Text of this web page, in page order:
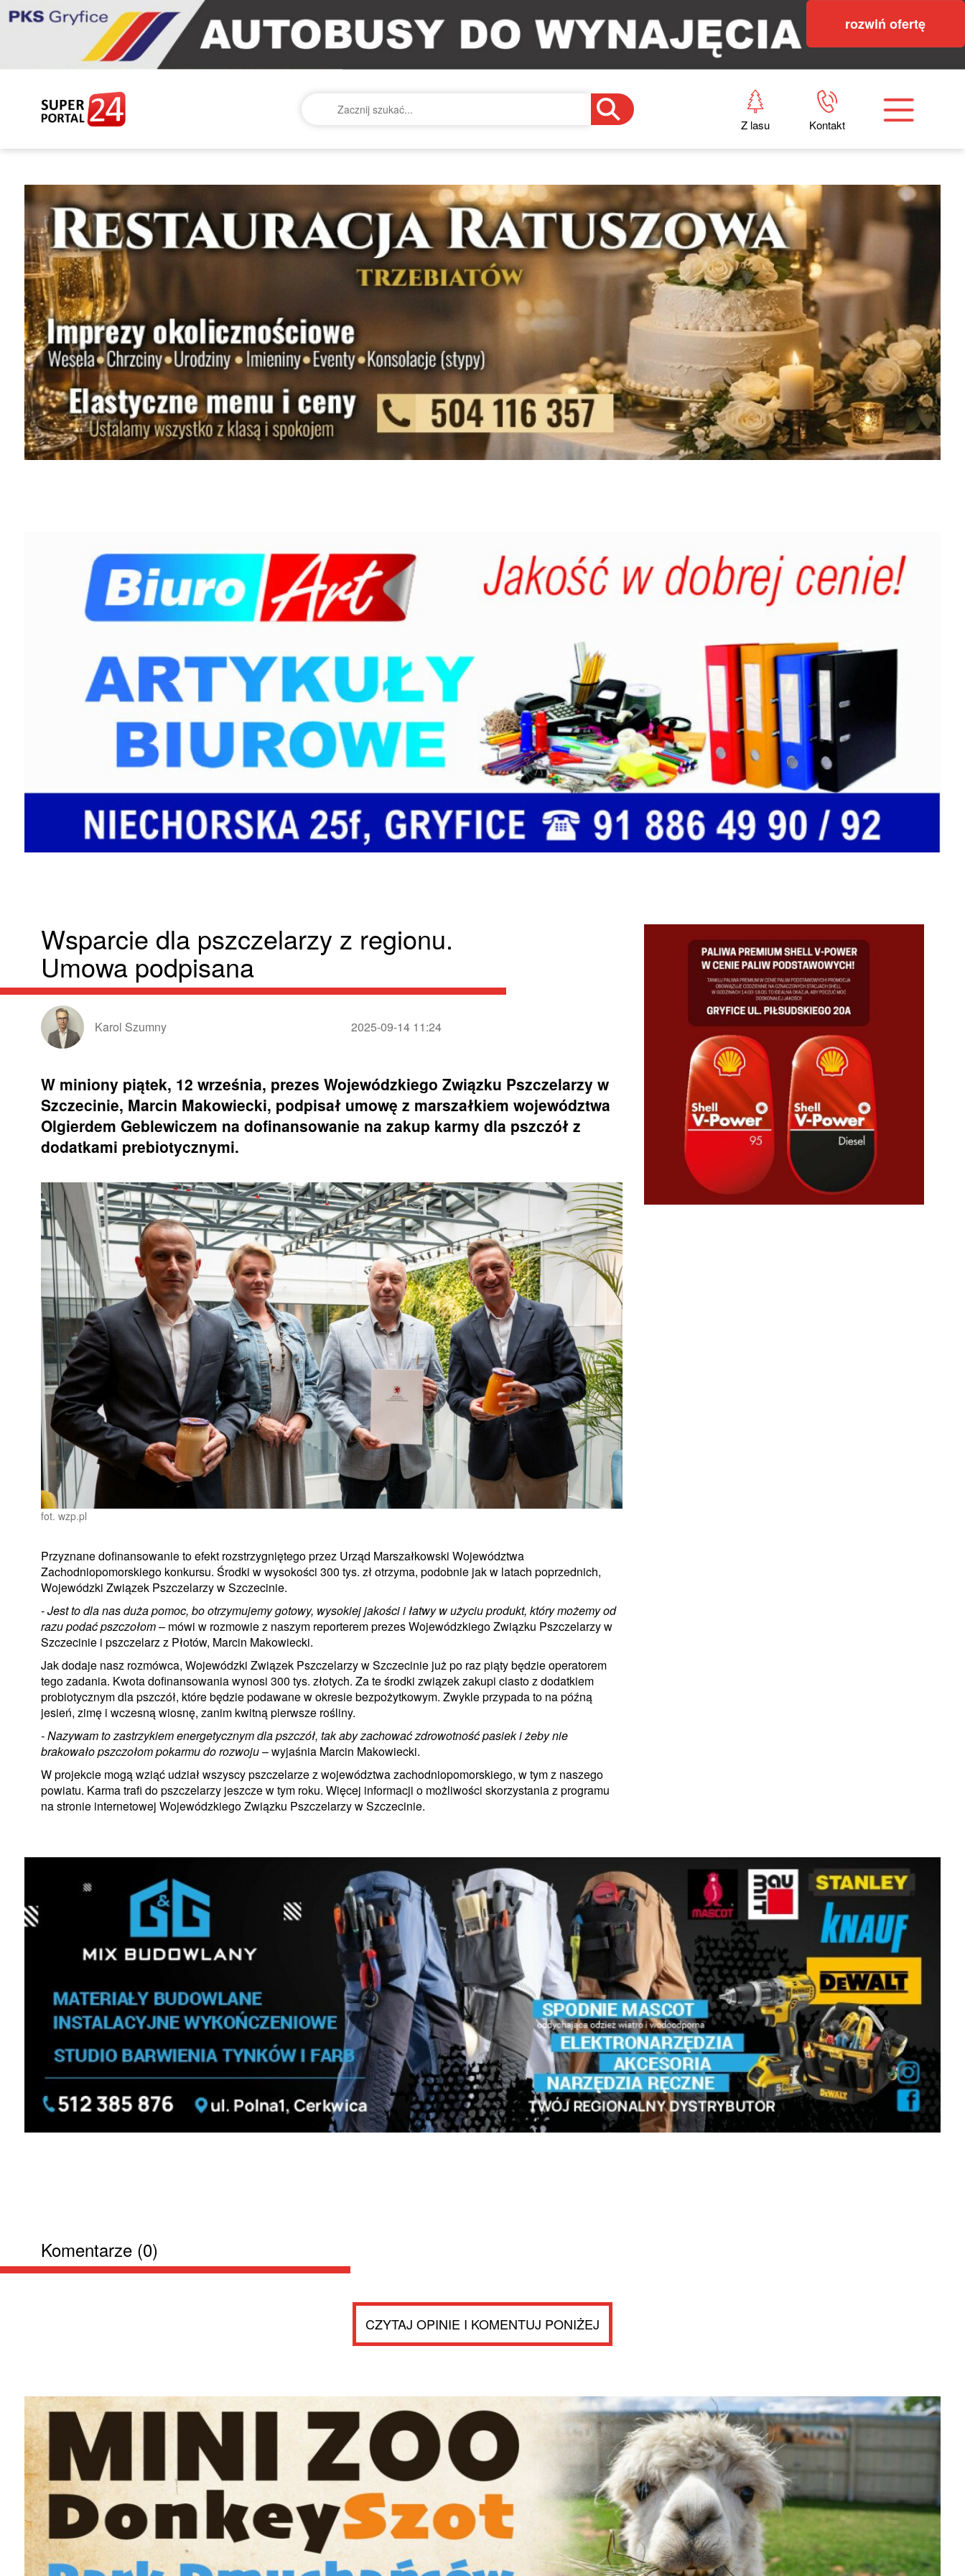
rozwiń ofertę
Z lasu Kontakt
Wsparcie dla pszczelarzy z regionu.
Umowa podpisana
Karol Szumny 2025-09-14 11:24
W miniony piątek, 12 września, prezes Wojewódzkiego Związku Pszczelarzy w
Szczecinie, Marcin Makowiecki, podpisał umowę z marszałkiem województwa
Olgierdem Geblewiczem na dofinansowanie na zakup karmy dla pszczół z
dodatkami prebiotycznymi.
fot. wzp.pl
Przyznane dofinansowanie to efekt rozstrzygniętego przez Urząd Marszałkowski Województwa
Zachodniopomorskiego konkursu. Środki w wysokości 300 tys. zł otrzyma, podobnie jak w latach poprzednich,
Wojewódzki Związek Pszczelarzy w Szczecinie.
- Jest to dla nas duża pomoc, bo otrzymujemy gotowy, wysokiej jakości i łatwy w użyciu produkt, który możemy od
razu podać pszczołom– mówi w rozmowie z naszym reporterem prezes Wojewódzkiego Związku Pszczelarzy w
Szczecinie i pszczelarz z Płotów, Marcin Makowiecki.
Jak dodaje nasz rozmówca, Wojewódzki Związek Pszczelarzy w Szczecinie już po raz piąty będzie operatorem
tego zadania. Kwota dofinansowania wynosi 300 tys. złotych. Za te środki związek zakupi ciasto z dodatkiem
probiotycznym dla pszczół, które będzie podawane w okresie bezpożytkowym. Zwykle przypada to na późną
jesień, zimę i wczesną wiosnę, zanim kwitną pierwsze rośliny.
- Nazywam to zastrzykiem energetycznym dla pszczół, tak aby zachować zdrowotność pasiek i żeby nie
brakowało pszczołom pokarmu do rozwoju– wyjaśnia Marcin Makowiecki.
W projekcie mogą wziąć udział wszyscy pszczelarze z województwa zachodniopomorskiego, w tym z naszego
powiatu. Karma trafi do pszczelarzy jeszcze w tym roku. Więcej informacji o możliwości skorzystania z programu
na stronie internetowej Wojewódzkiego Związku Pszczelarzy w Szczecinie.
Komentarze (0)
CZYTAJ OPINIE I KOMENTUJ PONIŻEJ